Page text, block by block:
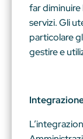
far diminuire
servizi. Gli
particolare
gestire e